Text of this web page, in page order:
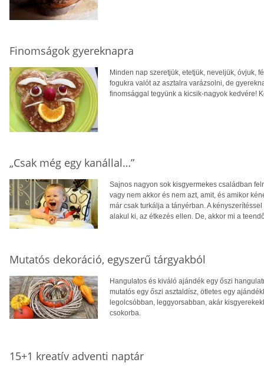
Finomságok gyereknapra
Minden nap szeretjük, etetjük, neveljük, óvjuk,
fogukra valót az asztalra varázsolni, de
finomsággal tegyünk a kicsik-nagyok kedvére!
„Csak még egy kanállal…”
Sajnos nagyon sok kisgyermekes családban
vagy nem akkor és nem azt, amit, és amikor
már csak turkálja a tányérban. A
alakul ki, az étkezés ellen. De, akkor mi a
Mutatós dekoráció, egyszerű tárgyakból
Hangulatos és kiváló ajándék egy őszi
mutatós egy őszi asztaldísz, ötletes egy
legolcsóbban, leggyorsabban, akár
csokorba.
15+1 kreatív adventi naptár